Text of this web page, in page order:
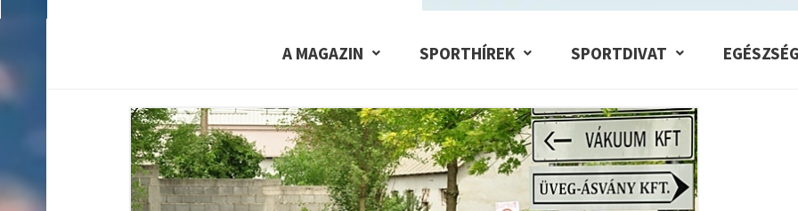
A MAGAZIN SPORTHÍREK SPORTDIVAT EGÉSZSÉG